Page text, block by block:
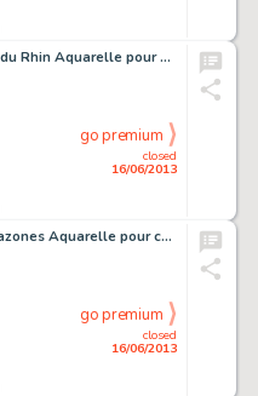
MANARA Les filles du Rhin Aquarelle pour cet hommage Ã Richard Wagner.
closed
16/06/2013
go premium
MANARA Deux amazones Aquarelle pour cette magnifique illustration. Signée.
closed
16/06/2013
go premium